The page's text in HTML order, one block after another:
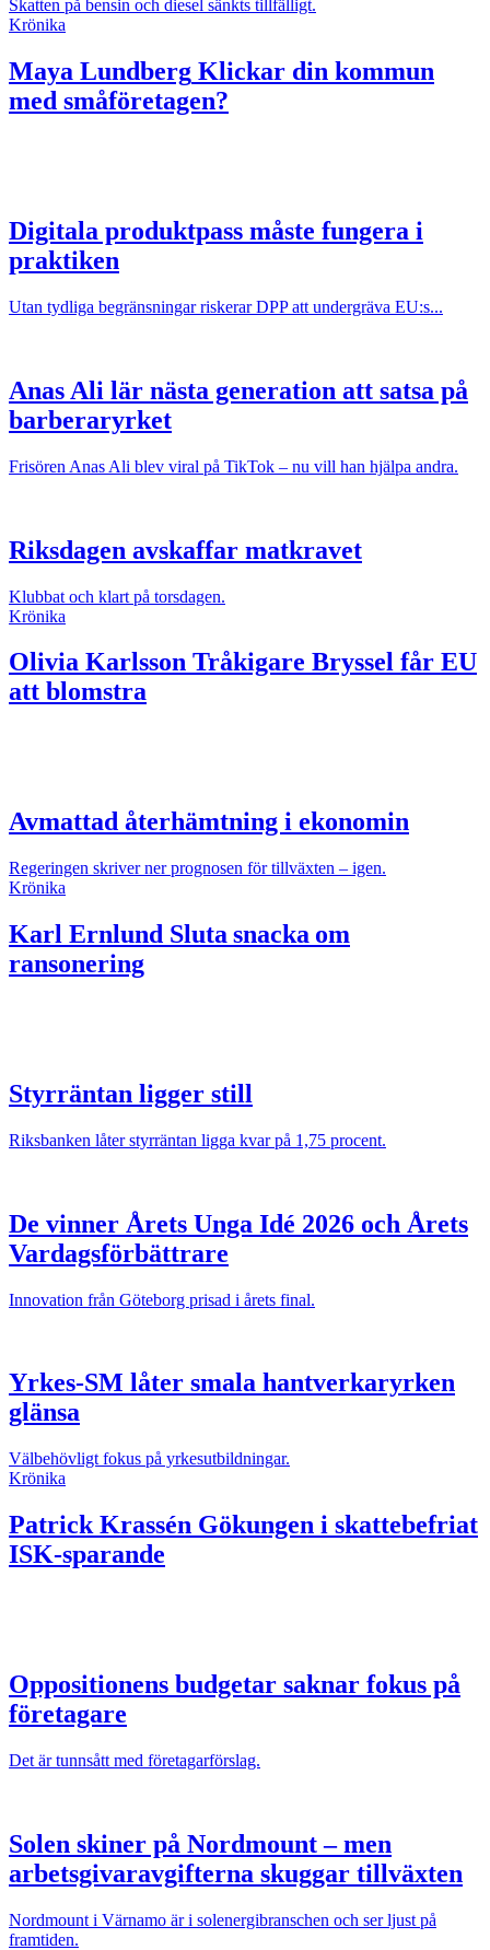
Skatten på bensin och diesel sänkts tillfälligt.
Krönika
Maya Lundberg Klickar din kommun
med småföretagen?
Digitala produktpass måste fungera i
praktiken
Utan tydliga begränsningar riskerar DPP att undergräva EU:s...
Anas Ali lär nästa generation att satsa på
barberaryrket
Frisören Anas Ali blev viral på TikTok – nu vill han hjälpa andra.
Riksdagen avskaffar matkravet
Klubbat och klart på torsdagen.
Krönika
Olivia Karlsson Tråkigare Bryssel får EU
att blomstra
Avmattad återhämtning i ekonomin
Regeringen skriver ner prognosen för tillväxten – igen.
Krönika
Karl Ernlund Sluta snacka om
ransonering
Styrräntan ligger still
Riksbanken låter styrräntan ligga kvar på 1,75 procent.
De vinner Årets Unga Idé 2026 och Årets
Vardagsförbättrare
Innovation från Göteborg prisad i årets final.
Yrkes-SM låter smala hantverkaryrken
glänsa
Välbehövligt fokus på yrkesutbildningar.
Krönika
Patrick Krassén Gökungen i skattebefriat
ISK-sparande
Oppositionens budgetar saknar fokus på
företagare
Det är tunnsått med företagarförslag.
Solen skiner på Nordmount – men
arbetsgivaravgifterna skuggar tillväxten
Nordmount i Värnamo är i solenergibranschen och ser ljust på
framtiden.